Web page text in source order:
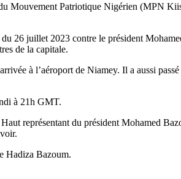
Mouvement Patriotique Nigérien (MPN
26 juillet 2023 contre le président
de la capitale.
à l’aéroport de Niamey. Il a aussi
à 21h GMT.
représentant du président Mohamed
Hadiza Bazoum.